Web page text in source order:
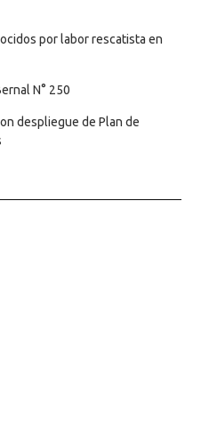
por labor rescatista en
N° 250
despliegue de Plan de